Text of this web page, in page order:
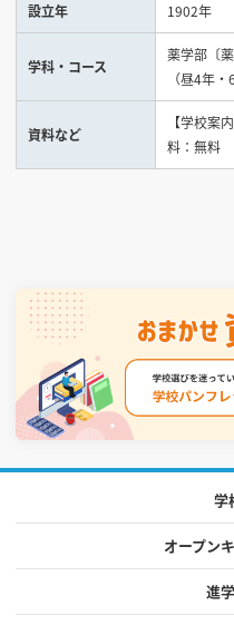
見学会WEB手引
校内オンラインガ
アンケートフォ
設立年 1902年
学科・コース
薬学部〔
（昼4年・
資料など
【学校案
料：無料
学
オープン
進